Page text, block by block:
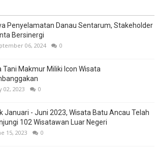
Penyelamatan Danau Sentarum, Stakeholder
Bersinergi
06, 2024 0
Tani Makmur Miliki Icon Wisata
02, 2023 0
Januari - Juni 2023, Wisata Batu Ancau Telah
102 Wisatawan Luar Negeri
15, 2023 0